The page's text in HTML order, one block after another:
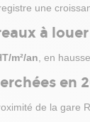
une
à
m²/an, en
en
de la gare